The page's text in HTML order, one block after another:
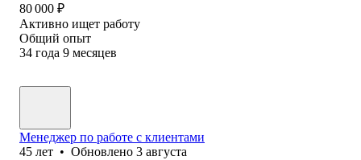
80 000 ₽
Активно ищет работу
Общий опыт
34 года 9 месяцев
Менеджер по работе с клиентами
45 лет • Обновлено 3 августа